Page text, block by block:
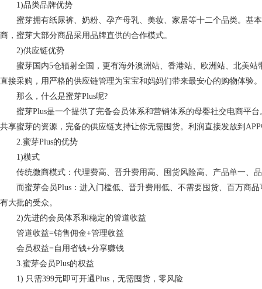
1)品类品牌优势
蜜芽拥有纸尿裤、奶粉、孕产母乳、美妆、家居等十二个品类。基
商，蜜芽大部分商品采用品牌直供的合作模式。
2)供应链优势
蜜芽国内5仓辐射全国，更有海外澳洲站、香港站、欧洲站、北美站
直接采购，用严格的供应链管理为宝宝和妈妈们带来最安心的购物体验。
那么，什么是蜜芽Plus呢?
蜜芽Plus是一个提供了完备会员体系和营销体系的母婴社交电商平台
共享蜜芽的资源，完备的供应链支持让你无需囤货。利润直接发放到
2.蜜芽Plus的优势
1)模式
传统微商模式：代理费高、晋升费用高、囤货风险高、产品单一、
而蜜芽会员Plus：进入门槛低、晋升费用低、不需要囤货、百万商品
有大批的受众。
2)先进的会员体系和稳定的管道收益
管道收益=销售佣金+管理收益
会员权益=自用省钱+分享赚钱
3.蜜芽会员Plus的权益
1) 只需399元即可开通Plus，无需囤货，零风险